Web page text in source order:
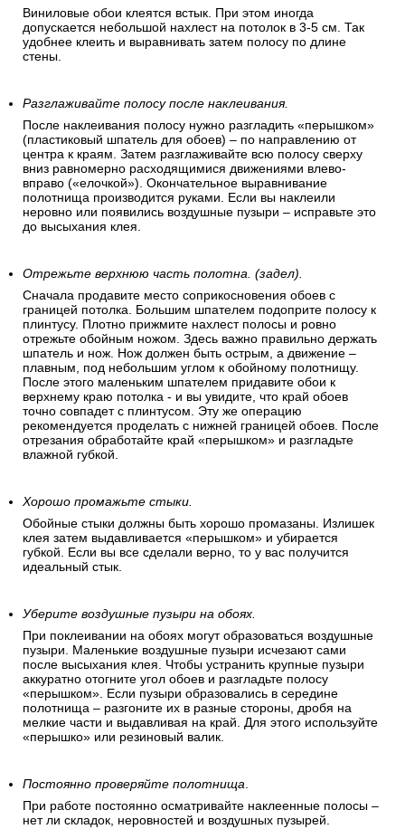
Виниловые обои клеятся встык. При этом иногда
допускается небольшой нахлест на потолок в 3-5 см. Так
удобнее клеить и выравнивать затем полосу по длине
стены.
Разглаживайте полосу после наклеивания.
После наклеивания полосу нужно разгладить «перышком»
(пластиковый шпатель для обоев) – по направлению от
центра к краям. Затем разглаживайте всю полосу сверху
вниз равномерно расходящимися движениями влево-
вправо («елочкой»). Окончательное выравнивание
полотнища производится руками. Если вы наклеили
неровно или появились воздушные пузыри – исправьте это
до высыхания клея.
Отрежьте верхнюю часть полотна. (задел).
Сначала продавите место соприкосновения обоев с
границей потолка. Большим шпателем подоприте полосу к
плинтусу. Плотно прижмите нахлест полосы и ровно
отрежьте обойным ножом. Здесь важно правильно держать
шпатель и нож. Нож должен быть острым, а движение –
плавным, под небольшим углом к обойному полотнищу.
После этого маленьким шпателем придавите обои к
верхнему краю потолка - и вы увидите, что край обоев
точно совпадет с плинтусом. Эту же операцию
рекомендуется проделать с нижней границей обоев. После
отрезания обработайте край «перышком» и разгладьте
влажной губкой.
Хорошо промажьте стыки.
Обойные стыки должны быть хорошо промазаны. Излишек
клея затем выдавливается «перышком» и убирается
губкой. Если вы все сделали верно, то у вас получится
идеальный стык.
Уберите воздушные пузыри на обоях.
При поклеивании на обоях могут образоваться воздушные
пузыри. Маленькие воздушные пузыри исчезают сами
после высыхания клея. Чтобы устранить крупные пузыри
аккуратно отогните угол обоев и разгладьте полосу
«перышком». Если пузыри образовались в середине
полотнища – разгоните их в разные стороны, дробя на
мелкие части и выдавливая на край. Для этого используйте
«перышко» или резиновый валик.
Постоянно проверяйте полотнища.
При работе постоянно осматривайте наклеенные полосы –
нет ли складок, неровностей и воздушных пузырей.